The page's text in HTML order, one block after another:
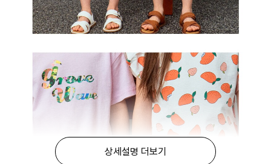
상세설명 더보기